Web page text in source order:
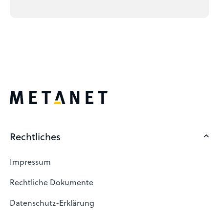
Rechtliches
Impressum
Rechtliche Dokumente
Datenschutz-Erklärung